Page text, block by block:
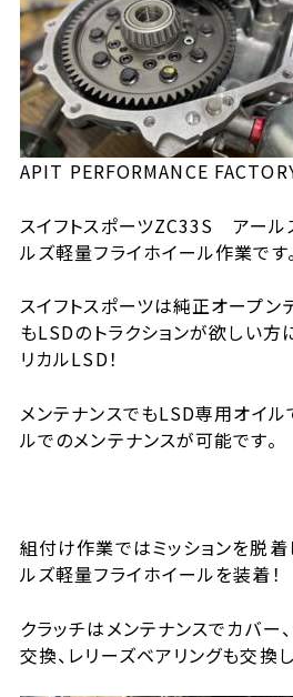
APIT PERFORMANCE
スイフトスポーツZC33S アール
ルズ軽量フライホイール作業です。
スイフトスポーツは純正オープン
もLSDのトラクションが欲しい
リカルLSD！
メンテナンスでもLSD専用オイ
ルでのメンテナンスが可能です。
組付け作業ではミッションを脱
ルズ軽量フライホイールを装着！
クラッチはメンテナンスでカバー
交換、レリーズベアリングも交換し